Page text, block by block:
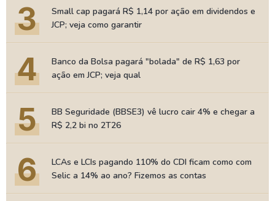
3
Small cap pagará R$ 1,14 por ação em dividendos e
JCP; veja como garantir
4
Banco da Bolsa pagará "bolada" de R$ 1,63 por
ação em JCP; veja qual
5
BB Seguridade (BBSE3) vê lucro cair 4% e chegar a
R$ 2,2 bi no 2T26
6
LCAs e LCIs pagando 110% do CDI ficam como com
Selic a 14% ao ano? Fizemos as contas